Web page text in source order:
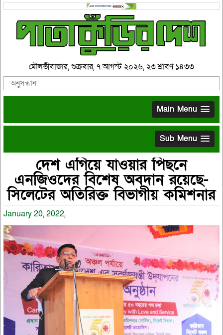
মৌলভীবাজার, শুক্রবার, ৭ আগস্ট ২০২৬, ২৩ শ্রাবণ ১৪৩৩
Main Menu
Sub Menu
দেশ এগিয়ে যাওয়ার পিছনে
এনজিওদের বিশেষ অবদান রয়েছে-
সিলেটের অতিরিক্ত বিভাগীয় কমিশনার
January 20, 2022,